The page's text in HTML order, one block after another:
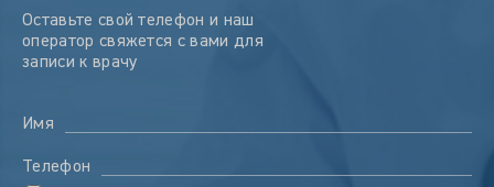
Оставьте свой телефон и наш
оператор свяжется с вами для
записи к врачу
Имя
Телефон